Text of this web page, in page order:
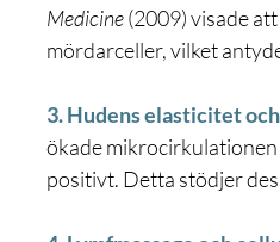
Medicine (2009) visade
mördarceller, vilket
3. Hudens elasticitet
ökade
positivt. Detta stödjer